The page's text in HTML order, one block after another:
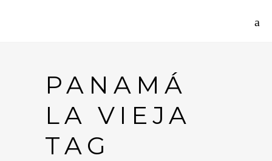
PANAMÁ
LA VIEJA
TAG